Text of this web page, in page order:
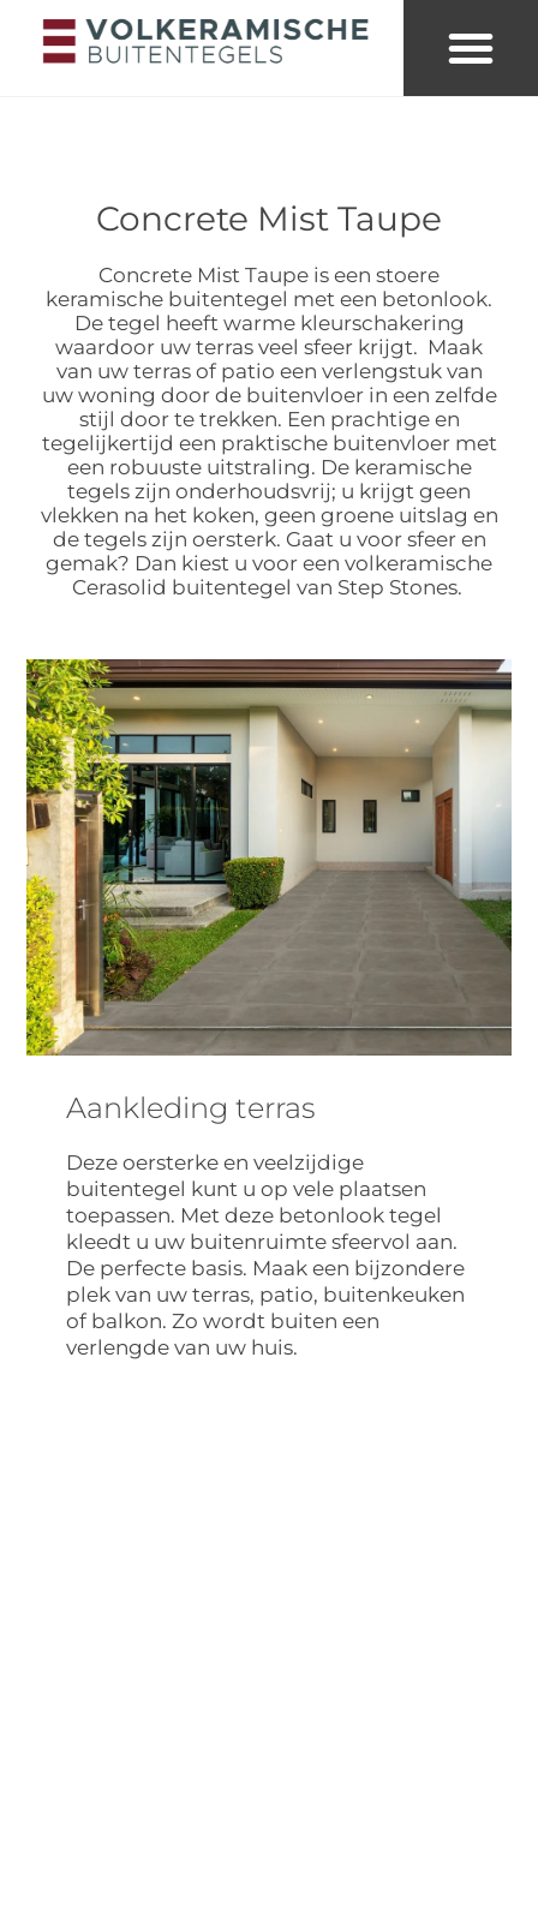
Concrete Mist Taupe
Concrete Mist Taupe is een stoere
keramische buitentegel met een betonlook.
De tegel heeft warme kleurschakering
waardoor uw terras veel sfeer krijgt. Maak
van uw terras of patio een verlengstuk van
uw woning door de buitenvloer in een zelfde
stijl door te trekken. Een prachtige en
tegelijkertijd een praktische buitenvloer met
een robuuste uitstraling. De keramische
tegels zijn onderhoudsvrij; u krijgt geen
vlekken na het koken, geen groene uitslag en
de tegels zijn oersterk. Gaat u voor sfeer en
gemak? Dan kiest u voor een volkeramische
Cerasolid buitentegel van Step Stones.
Aankleding terras
Deze oersterke en veelzijdige
buitentegel kunt u op vele plaatsen
toepassen. Met deze betonlook tegel
kleedt u uw buitenruimte sfeervol aan.
De perfecte basis. Maak een bijzondere
plek van uw terras, patio, buitenkeuken
of balkon. Zo wordt buiten een
verlengde van uw huis.